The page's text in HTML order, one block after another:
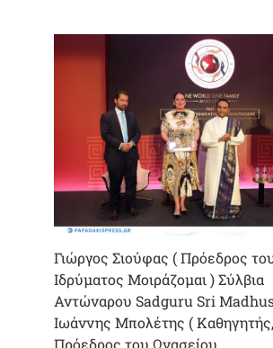
Γιώργος Σιούφας ( Πρόεδρος
Ιδρύματος Μοιράζομαι ) Σύλβια
Αντώναρου Sadguru Sri
Ιωάννης Μπολέτης ( Καθηγητής,